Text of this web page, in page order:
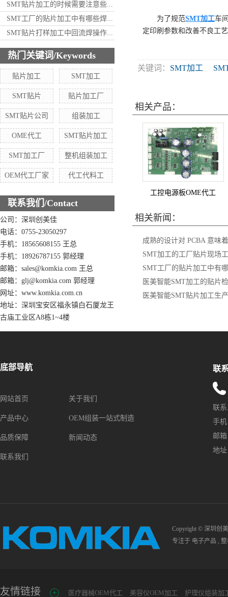
SMT贴片加工的时候需要注意些...
SMT工厂的贴片加工中有哪些焊...
SMT贴片打样加工中回流焊操作...
热门关键词/Keywords
贴片加工 SMT加工
SMT贴片 贴片加工厂
SMT贴片公司 组装加工
OME代工 SMT贴片加工
SMT加工厂 整机组装加工
OEM代工厂家 代工代料工
联系我们/Contact
公司：深圳创美佳
电话：0755-23050297
手机：18565608155 王总
手机：18926787155 郭经理
邮箱：sales@komkia.com 王总
邮箱：glj@komkia.com 郭经理
网址：www.komkia.com.cn
地址：深圳宝安区福永镇白石厦龙王
古庙工业区A8栋1~4楼
为了规范SMT加工车
定印刷参数和改善不良工
关键词： SMT加工
相关产品：
工控电源板OME代工
相关新闻：
成熟的设计对 PCBA 意味
SMT加工的工厂贴片现场
SMT工厂的贴片加工中有
医美智能SMT加工的贴片
医美智能SMT贴片加工生
底部导航
网站首页 关于我们
产品中心 OEM组装一站式制造
品质保障 新闻动态
联系我们
联
联
手机
邮
地
Copyright © 深圳创
专注于 电子产品 ,
友情链接 医疗器械OEM代工 美容仪OEM加工
护理仪组装加